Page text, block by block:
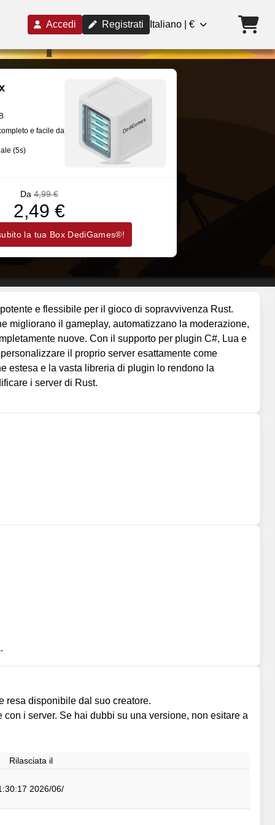
Accedi Registrati Italiano | €
e facile da
(5s)
Da 4,99 €
2,49 €
la tua Box DediGames®!
e flessibile per il gioco di sopravvivenza Rust.
migliorano il gameplay, automatizzano la moderazione,
nuove. Con il supporto per plugin C#, Lua e
il proprio server esattamente come
estesa e la vasta libreria di plugin lo rendono la
i server di Rust.
resa disponibile dal suo creatore.
i server. Se hai dubbi su una versione, non esitare a
Rilasciata il
10‏/06‏/2026 11:30:17 ص